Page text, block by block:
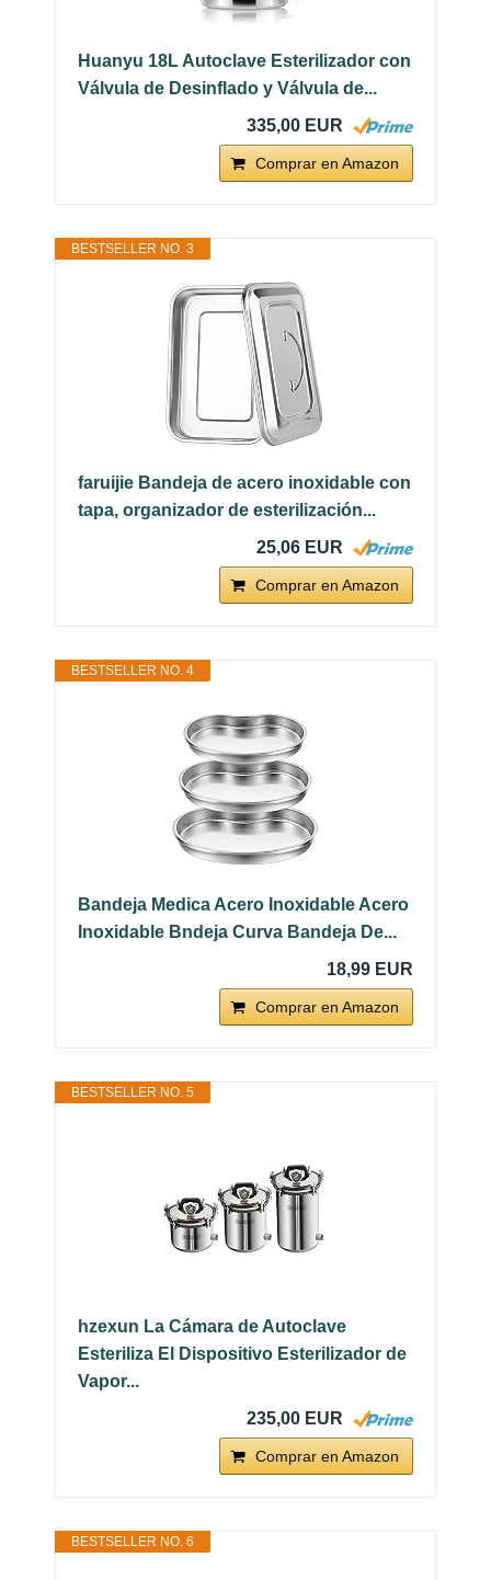
Huanyu 18L Autoclave Esterilizador con
Válvula de Desinflado y Válvula de...
335,00 EUR
Comprar en Amazon
BESTSELLER NO. 3
faruijie Bandeja de acero inoxidable con
tapa, organizador de esterilización...
25,06 EUR
Comprar en Amazon
BESTSELLER NO. 4
Bandeja Medica Acero Inoxidable Acero
Inoxidable Bndeja Curva Bandeja De...
18,99 EUR
Comprar en Amazon
BESTSELLER NO. 5
hzexun La Cámara de Autoclave
Esteriliza El Dispositivo Esterilizador de
Vapor...
235,00 EUR
Comprar en Amazon
BESTSELLER NO. 6